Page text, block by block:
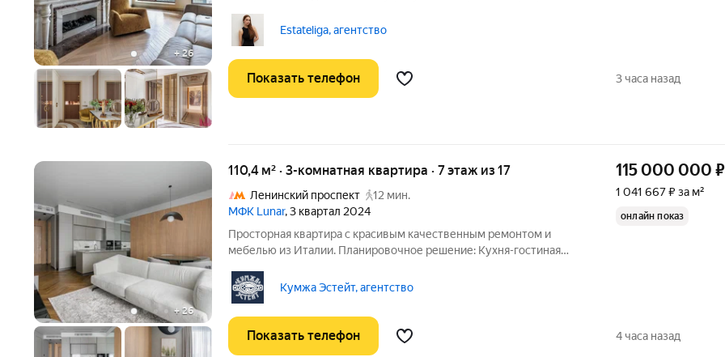
+26
186 м, продуманная планировка с тремя изолированными
спальнями и отдельным
Estateliga, агентство
Показать телефон 3 часа назад
+26
110,4 м² · 3-комнатная квартира · 7 этаж из 17
Ленинский проспект
12 мин.
МФК Lunar, 3 квартал 2024
Просторная квартира с красивым качественным ремонтом и
мебелью из Италии. Планировочное решение: Кухня-гостиная
столешница из натурального камня, техника фирмы Smeg, мебель
итальянской фирмы
Кумжа Эстейт, агентство
115 000 000 ₽
1 041 667 ₽ за м²
онлайн показ
Показать телефон 4 часа назад